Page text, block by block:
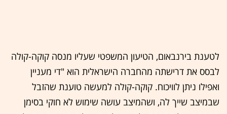
לטענת בירנבאום, הטיעון המשפטי שעליו מנסה קוקה-קולה
לבסס את דרישתה מהחברה הישראלית הוא "די מעניין
ואפילו ניתן לוויכוח. קוקה-קולה למעשה טוענת שהזבל
שבמיצב שייך לה, ושהמיצב עושה שימוש לא חוקי בסימן